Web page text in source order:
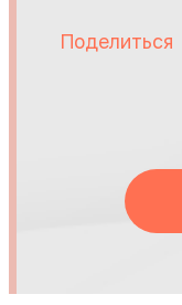
Поделиться